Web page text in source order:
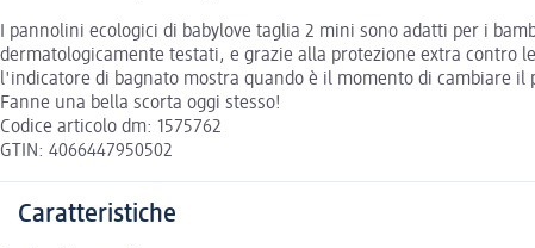
I pannolini ecologici di babylove taglia 2 mini sono adatti per i
dermatologicamente testati, e grazie alla protezione extra contro
l'indicatore di bagnato mostra quando è il momento di cambiare
Fanne una bella scorta oggi stesso!
Codice articolo dm: 1575762
GTIN: 4066447950502
Caratteristiche